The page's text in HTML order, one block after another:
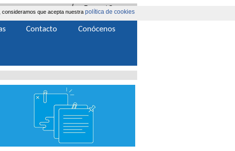
que acepta nuestra política de cookies
|Contacta
Área Extranet
Contacto Conócenos